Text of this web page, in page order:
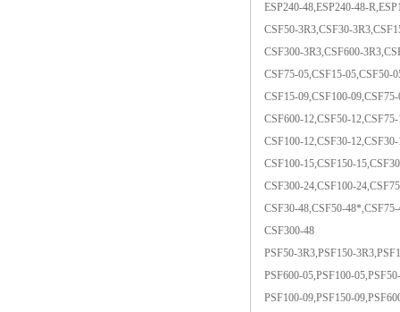
ESP240-48,ESP240-48-
CSF50-3R3,CSF30-
CSF300-3R3,CSF600-
CSF75-05,CSF15-05,CSF50-
CSF15-09,CSF100-
CSF600-12,CSF50-
CSF100-12,CSF30-
CSF100-15,CSF150-
CSF300-24,CSF100-
CSF30-48,CSF50-
CSF300-48
PSF50-3R3,PSF150-
PSF600-05,PSF100-
PSF100-09,PSF150-